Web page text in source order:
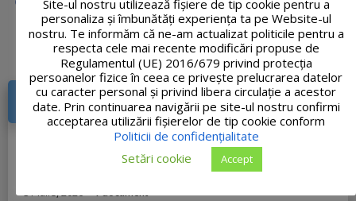
DOCUMENTE RECENTE
Publicație de căsătorie din 03.08.2026
1 document
31 iulie, 2026 1 document
Site-ul nostru utilizează fişiere de tip cookie pentru a
personaliza și îmbunătăți experiența ta pe Website-ul
nostru. Te informăm că ne-am actualizat politicile pentru a
respecta cele mai recente modificări propuse de
Regulamentul (UE) 2016/679 privind protecția
persoanelor fizice în ceea ce privește prelucrarea datelor
cu caracter personal și privind libera circulație a acestor
date. Prin continuarea navigării pe site-ul nostru confirmi
acceptarea utilizării fişierelor de tip cookie conform
Politicii de confidențialitate
Setări cookie
Accept